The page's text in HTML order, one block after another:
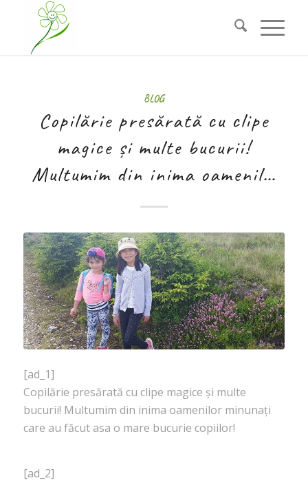
BLOG
Copilărie presărată cu clipe
magice și multe bucurii!
Multumim din inima oamenil…
[ad_1]
Copilărie presărată cu clipe magice și multe
bucurii! Multumim din inima oamenilor minunați
care au făcut asa o mare bucurie copiilor!
[ad_2]